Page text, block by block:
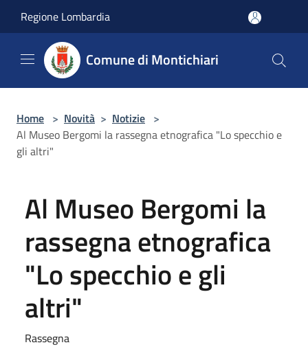
Regione Lombardia
Comune di Montichiari
Home > Novità > Notizie >
Al Museo Bergomi la rassegna etnografica "Lo specchio e
gli altri"
Al Museo Bergomi la
rassegna etnografica
"Lo specchio e gli
altri"
Rassegna